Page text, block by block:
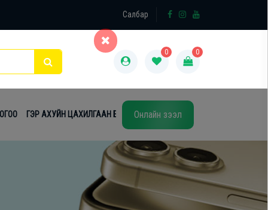
Салбар
0 0
ГЭР АХУЙН ЦАХИЛГААН БАРАА ТАВИЛГА
Онлайн зээл